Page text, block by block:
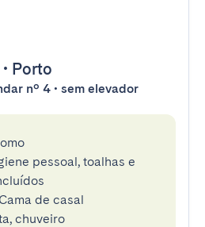
• Porto
nº 4 • sem elevador
pessoal, toalhas e
Cama de casal
chuveiro